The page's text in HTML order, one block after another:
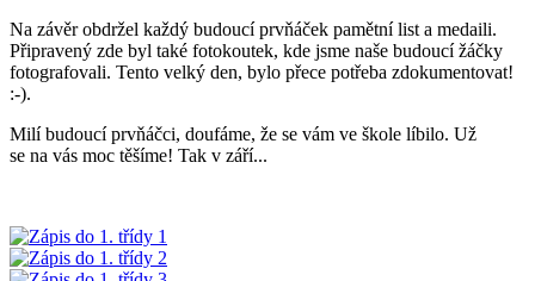
Na závěr obdržel každý budoucí prvňáček pamětní list a medaili.
Připravený zde byl také fotokoutek, kde jsme naše budoucí žáčky
fotografovali. Tento velký den, bylo přece potřeba zdokumentovat!
:-).
Milí budoucí prvňáčci, doufáme, že se vám ve škole líbilo. Už
se na vás moc těšíme! Tak v září...